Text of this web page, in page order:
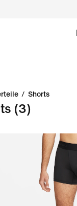
/ Shorts
(3)